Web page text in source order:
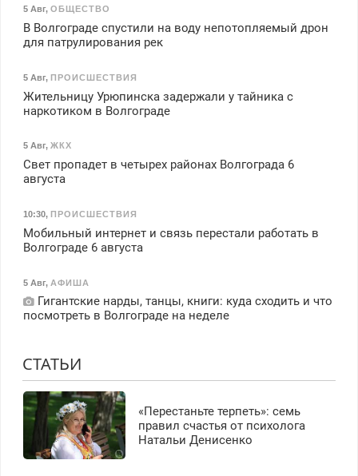
5 Авг, ОБЩЕСТВО
В Волгограде спустили на воду непотопляемый дрон
для патрулирования рек
5 Авг, ПРОИСШЕСТВИЯ
Жительницу Урюпинска задержали у тайника с
наркотиком в Волгограде
5 Авг, ЖКХ
Свет пропадет в четырех районах Волгограда 6
августа
10:30, ПРОИСШЕСТВИЯ
Мобильный интернет и связь перестали работать в
Волгограде 6 августа
5 Авг, АФИША
Гигантские нарды, танцы, книги: куда сходить и что
посмотреть в Волгограде на неделе
СТАТЬИ
«Перестаньте терпеть»: семь
правил счастья от психолога
Натальи Денисенко